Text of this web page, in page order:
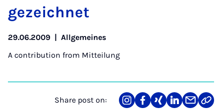
gezeich­net
29.06.2009 | Allgemeines
A contribution from Mitteilung
Share post on:
ShareTeilenTeilenTeilenTeilenLink